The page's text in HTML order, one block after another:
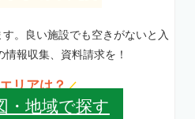
。良い施設でも空きがないと入
報収集、資料請求を！
リアは？／
・地域で探す